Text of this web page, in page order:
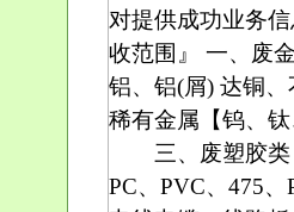
对提供成功业务
收范围』 一、废
铝、铝(屑) 达铜
稀有金属【钨、
三、废塑胶类：
PC、PVC、475